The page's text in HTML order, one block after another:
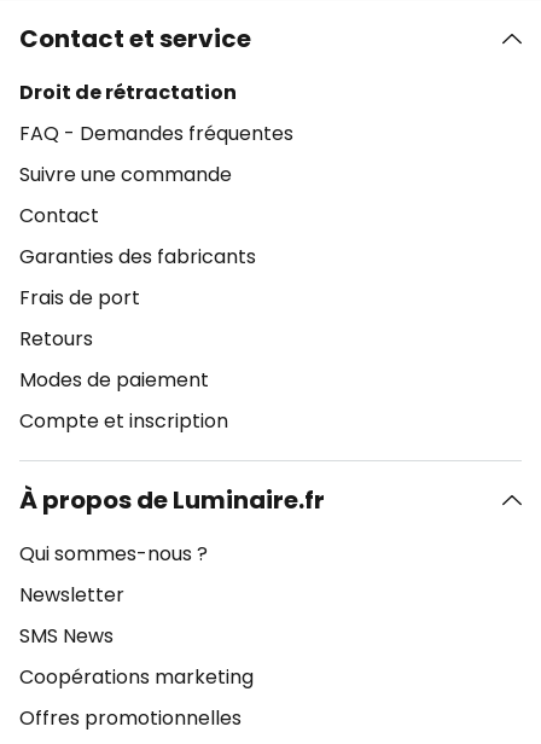
Contact et service
Droit de rétractation
FAQ - Demandes fréquentes
Suivre une commande
Contact
Garanties des fabricants
Frais de port
Retours
Modes de paiement
Compte et inscription
À propos de Luminaire.fr
Qui sommes-nous ?
Newsletter
SMS News
Coopérations marketing
Offres promotionnelles